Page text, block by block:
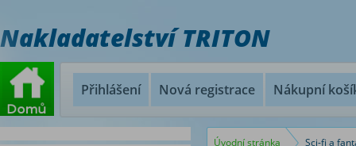
Nakladatelství TRITON
Přihlášení Nová registrace Nákupní
Úvodní stránka Sci-fi a